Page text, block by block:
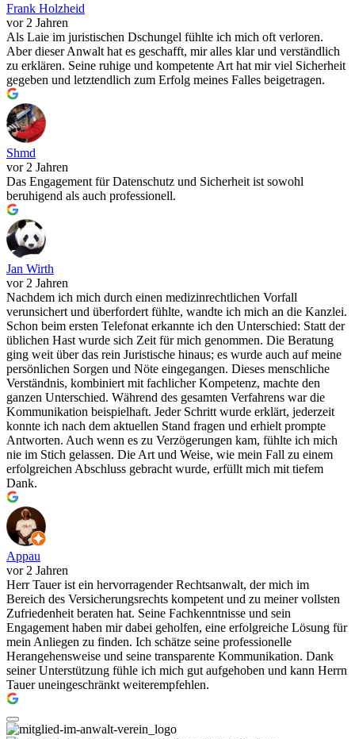
Frank Holzheid
vor 2 Jahren
Als Laie im juristischen Dschungel fühlte ich mich oft verloren.
Aber dieser Anwalt hat es geschafft, mir alles klar und verständlich
zu erklären. Seine ruhige und kompetente Art hat mir viel Sicherheit
gegeben und letztendlich zum Erfolg meines Falles beigetragen.
Shmd
vor 2 Jahren
Das Engagement für Datenschutz und Sicherheit ist sowohl
beruhigend als auch professionell.
Jan Wirth
vor 2 Jahren
Nachdem ich mich durch einen medizinrechtlichen Vorfall
verunsichert und überfordert fühlte, wandte ich mich an die Kanzlei.
Schon beim ersten Telefonat erkannte ich den Unterschied: Statt der
üblichen Hast wurde sich Zeit für mich genommen. Die Beratung
ging weit über das rein Juristische hinaus; es wurde auch auf meine
persönlichen Sorgen und Nöte eingegangen. Dieses menschliche
Verständnis, kombiniert mit fachlicher Kompetenz, machte den
ganzen Unterschied. Während des gesamten Verfahrens war die
Kommunikation beispielhaft. Jeder Schritt wurde erklärt, jederzeit
konnte ich nach dem aktuellen Stand fragen und erhielt prompte
Antworten. Auch wenn es zu Verzögerungen kam, fühlte ich mich
nie im Stich gelassen. Die Art und Weise, wie mein Fall zu einem
erfolgreichen Abschluss gebracht wurde, erfüllt mich mit tiefem
Dank.
Appau
vor 2 Jahren
Herr Tauer ist ein hervorragender Rechtsanwalt, der mich im
Bereich des Versicherungsrechts kompetent und zu meiner vollsten
Zufriedenheit beraten hat. Seine Fachkenntnisse und sein
Engagement haben mir dabei geholfen, eine erfolgreiche Lösung für
mein Anliegen zu finden. Ich schätze seine professionelle
Herangehensweise und seine transparente Kommunikation. Dank
seiner Unterstützung fühle ich mich gut aufgehoben und kann Herrn
Tauer uneingeschränkt weiterempfehlen.